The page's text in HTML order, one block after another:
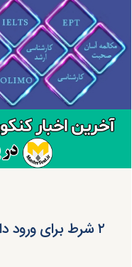
۲ شرط برای ورود